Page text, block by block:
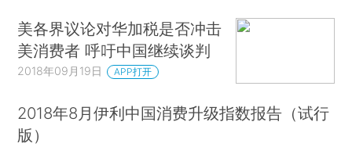
美各界议论对华加税是否冲击
美消费者 呼吁中国继续谈判
2018年09月19日 APP打开
2018年8月伊利中国消费升级指数报告（试行
版）